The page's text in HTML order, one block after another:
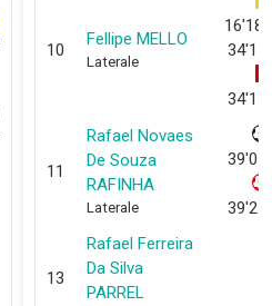
10
Fellipe MELLO
Laterale
16'18'',
34'17''
34'17''
11
Rafael Novaes
De Souza
RAFINHA
Laterale
39'01''
39'25''
13
Rafael Ferreira
Da Silva
PARREL